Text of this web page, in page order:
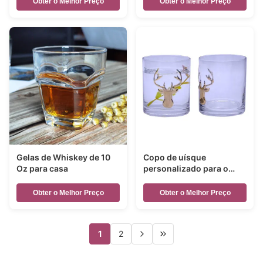
Gelas de Whiskey de 10
Oz para casa
Obter o Melhor Preço
Copo de uísque
personalizado para o
Obter o Melhor Preço
1 2